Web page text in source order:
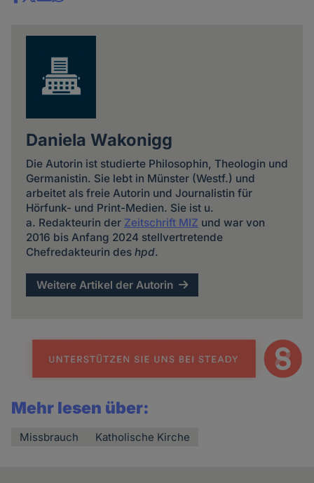
Share
Daniela Wakonigg
Die Autorin ist studierte Philosophin, Theologin und
Germanistin. Sie lebt in Münster (Westf.) und
arbeitet als freie Autorin und Journalistin für
Hörfunk- und Print-Medien. Sie ist u.
a. Redakteurin der Zeitschrift MIZ und war von
2016 bis Anfang 2024 stellvertretende
Chefredakteurin des hpd.
Weitere Artikel der Autorin
Mehr lesen über:
Missbrauch Katholische Kirche